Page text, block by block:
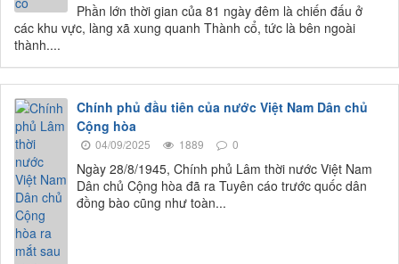
Phần lớn thời gian của 81 ngày đêm là chiến đấu ở
các khu vực, làng xã xung quanh Thành cổ, tức là bên ngoài
thành....
Chính phủ đầu tiên của nước Việt Nam Dân chủ
Cộng hòa
04/09/2025 1889 0
Ngày 28/8/1945, Chính phủ Lâm thời nước Việt Nam
Dân chủ Cộng hòa đã ra Tuyên cáo trước quốc dân
đồng bào cũng như toàn...